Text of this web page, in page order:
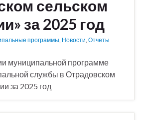
сельском
за 2025 год
программы, Новости, Отчеты
муниципальной программе
службы в Отрадовском
за 2025 год